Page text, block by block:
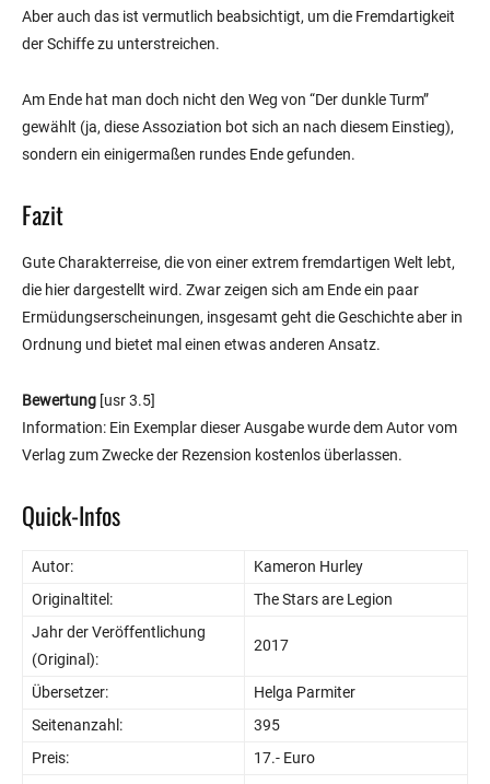
Aber auch das ist vermutlich beabsichtigt, um die Fremdartigkeit
der Schiffe zu unterstreichen.
Am Ende hat man doch nicht den Weg von “Der dunkle Turm”
gewählt (ja, diese Assoziation bot sich an nach diesem Einstieg),
sondern ein einigermaßen rundes Ende gefunden.
Fazit
Gute Charakterreise, die von einer extrem fremdartigen Welt lebt,
die hier dargestellt wird. Zwar zeigen sich am Ende ein paar
Ermüdungserscheinungen, insgesamt geht die Geschichte aber in
Ordnung und bietet mal einen etwas anderen Ansatz.
Bewertung [usr 3.5]
Information: Ein Exemplar dieser Ausgabe wurde dem Autor vom
Verlag zum Zwecke der Rezension kostenlos überlassen.
Quick-Infos
Autor:
Kameron Hurley
Originaltitel:
The Stars are Legion
Jahr der Veröffentlichung
(Original):
2017
Übersetzer:
Helga Parmiter
Seitenanzahl:
395
Preis:
17.- Euro